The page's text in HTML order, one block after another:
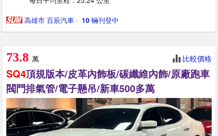
高雄市 百辰汽車 · ‎ 10 輛刊登中
73.8 萬 比較價格
SQ4頂規版本/皮革內飾板/碳纖維內飾/原廠跑車
閥門排氣管/電子懸吊/新車500多萬